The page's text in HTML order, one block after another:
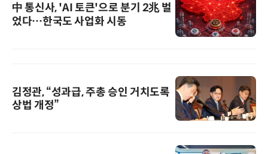
中 통신사, 'AI 토큰'으로 분기 2兆 벌
었다…한국도 사업화 시동
김정관, “성과급, 주총 승인 거치도록
상법 개정”